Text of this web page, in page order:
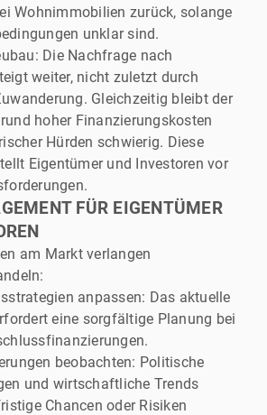
Wohnimmobilien zurück, solange
unklar sind.
Die Nachfrage nach
weiter, nicht zuletzt durch
Gleichzeitig bleibt der
hoher Finanzierungskosten
Hürden schwierig. Diese
Eigentümer und Investoren vor
FÜR EIGENTÜMER
am Markt verlangen
anpassen: Das aktuelle
eine sorgfältige Planung bei
beobachten: Politische
und wirtschaftliche Trends
Chancen oder Risiken